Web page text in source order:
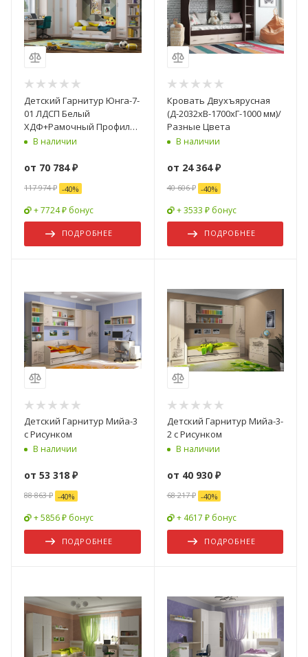
Детский Гарнитур Юнга-7-
01 ЛДСП Белый
ХДФ+Рамочный Профиль/
Ясень Шимо Светлый
В наличии
от 70 784 ₽
117 974 ₽ -40%
+ 7724 ₽ бонус
ПОДРОБНЕЕ
Кровать Двухъярусная
(Д-2032хВ-1700хГ-1000 мм)/
Разные Цвета
В наличии
от 24 364 ₽
40 606 ₽ -40%
+ 3533 ₽ бонус
ПОДРОБНЕЕ
Детский Гарнитур Мийа-3
с Рисунком
В наличии
от 53 318 ₽
88 863 ₽ -40%
+ 5856 ₽ бонус
ПОДРОБНЕЕ
Детский Гарнитур Мийа-3-
2 с Рисунком
В наличии
от 40 930 ₽
68 217 ₽ -40%
+ 4617 ₽ бонус
ПОДРОБНЕЕ